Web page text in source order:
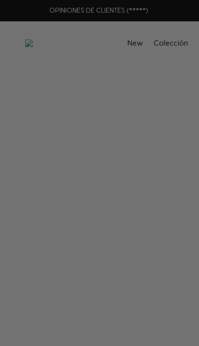
OPINIONES DE CLIENTES (*****)
New Colección